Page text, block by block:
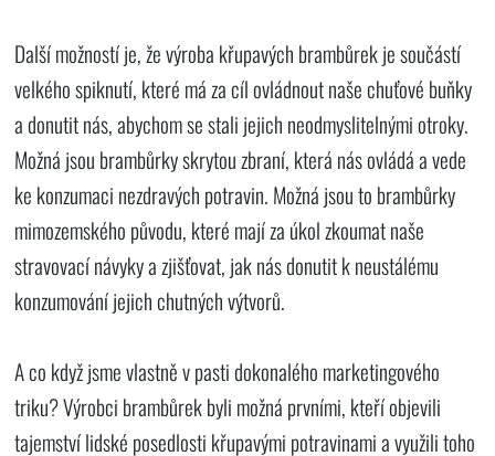
Další možností je, že výroba křupavých brambůrek je součástí
velkého spiknutí, které má za cíl ovládnout naše chuťové buňky
a donutit nás, abychom se stali jejich neodmyslitelnými otroky.
Možná jsou brambůrky skrytou zbraní, která nás ovládá a vede
ke konzumaci nezdravých potravin. Možná jsou to brambůrky
mimozemského původu, které mají za úkol zkoumat naše
stravovací návyky a zjišťovat, jak nás donutit k neustálému
konzumování jejich chutných výtvorů.
A co když jsme vlastně v pasti dokonalého marketingového
triku? Výrobci brambůrek byli možná prvními, kteří objevili
tajemství lidské posedlosti křupavými potravinami a využili toho